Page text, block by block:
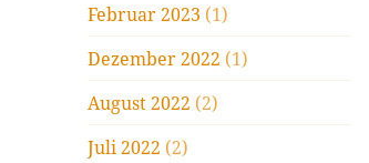
Februar 2023 (1)
Dezember 2022 (1)
August 2022 (2)
Juli 2022 (2)